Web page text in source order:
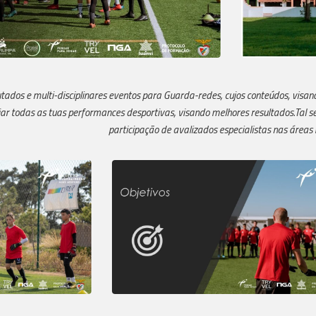
e multi-disciplinares eventos para Guarda-redes, cujos conteúdos,
todas as tuas performances desportivas, visando melhores resultados.Tal
participação de avalizados especialistas nas